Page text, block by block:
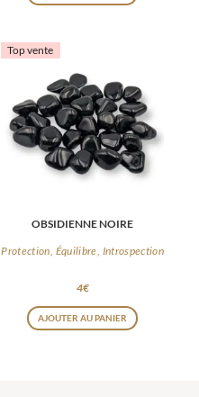
Top vente
OBSIDIENNE NOIRE
Protection, Équilibre, Introspection
4€
AJOUTER AU PANIER